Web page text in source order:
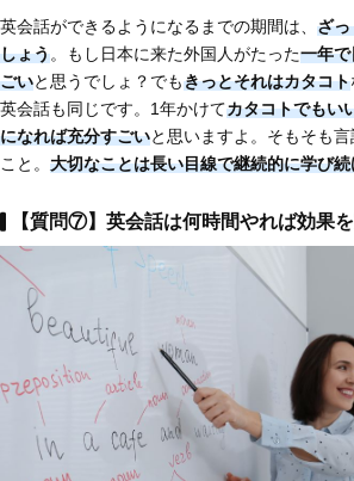
英会話ができるようになるまでの期間は、 ざっ
しょう。もし日本に来た外国人がたった一年
ごいと思うでしょ？でもきっとそれはカタコト
英会話も同じです。1年かけてカタコトでもい
になれば充分すごいと思いますよ。そもそも
こと。 大切なことは長い目線で継続的に学び
【質問⑦】英会話は何時間やれば効果